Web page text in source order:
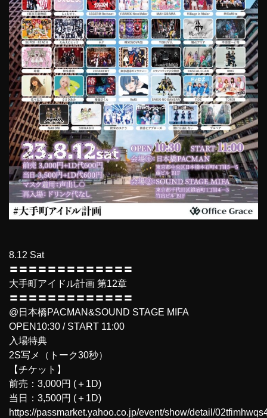
8.12 Sat
〓〓〓〓〓〓〓〓〓〓〓〓〓
大手町アイドル計画 第12章
〓〓〓〓〓〓〓〓〓〓〓〓〓
@日本橋PACMAN&SOUND STAGE MIFA
OPEN10:30 / START 11:00
入場特典
2S写メ（トーク30秒）
【チケット】
前売：3,000円 (＋1D)
当日：3,500円 (＋1D)
https://passmarket.yahoo.co.jp/event/show/detail/